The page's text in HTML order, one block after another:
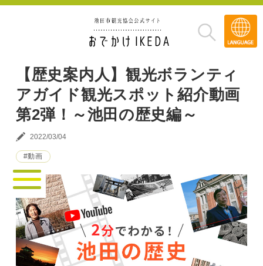
【歴史案内人】観光ボランティ
アガイド観光スポット紹介動画
第2弾！～池田の歴史編～
2022/03/04
#動画
»